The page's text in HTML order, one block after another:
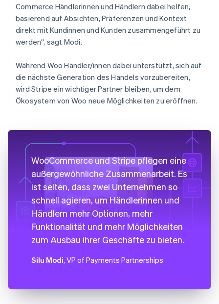
Commerce Händlerinnen und Händlern dabei helfen,
basierend auf Absichten, Präferenzen und Kontext
direkt mit Kundinnen und Kunden zusammengeführt zu
werden“, sagt Modi.
Während Woo Händler/innen dabei unterstützt, sich auf
die nächste Generation des Handels vorzubereiten,
wird Stripe ein wichtiger Partner bleiben, um dem
Ökosystem von Woo neue Möglichkeiten zu eröffnen.
WooCommerce und Stripe pflegen eine
außergewöhnliche Zusammenarbeit. Es
ist selten, dass zwei Unternehmen so
schnell agieren, um Händlerinnen und
Händlern mehr Optionen, mehr
Funktionalität und mehr Möglichkeiten
zum Ausbau ihrer Geschäfte zu bieten.
Silu Modi, VP of Payments Partnerships